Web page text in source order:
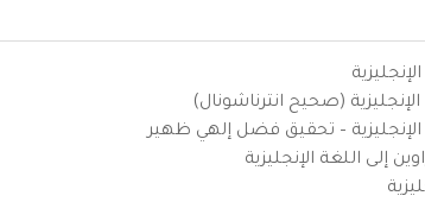
(صحيح انترناشونال)
الإنجليزية – تحقيق فضل إلهي ظهير
إلى اللغة الإنجليزية